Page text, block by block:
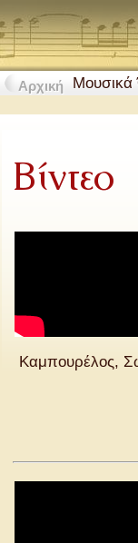
Αρχική
Βίντεο
Καμπουρέλος,